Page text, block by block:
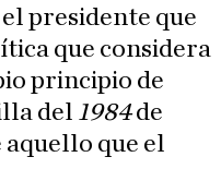
presidente que
que considera
principio de
del 1984de
aquello que el